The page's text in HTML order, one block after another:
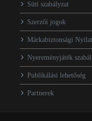
Süti szabályzat
Szerzői jogok
Márkabiztonsági
Nyereményjáték
Publikálási lehetőség
Partnerek